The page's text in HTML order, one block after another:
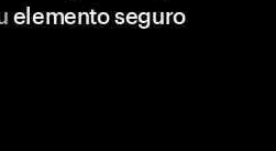
elemento seguro